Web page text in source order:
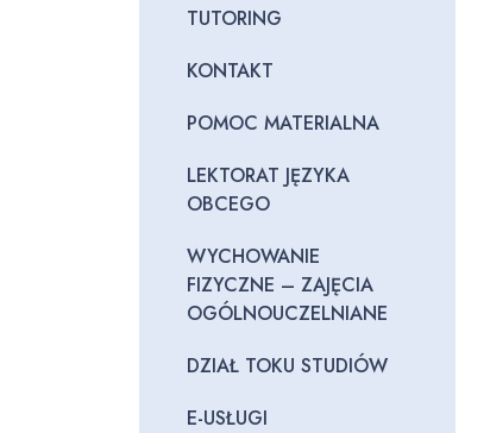
TUTORING
KONTAKT
POMOC MATERIALNA
LEKTORAT JĘZYKA
OBCEGO
WYCHOWANIE
FIZYCZNE – ZAJĘCIA
OGÓLNOUCZELNIANE
DZIAŁ TOKU STUDIÓW
E-USŁUGI